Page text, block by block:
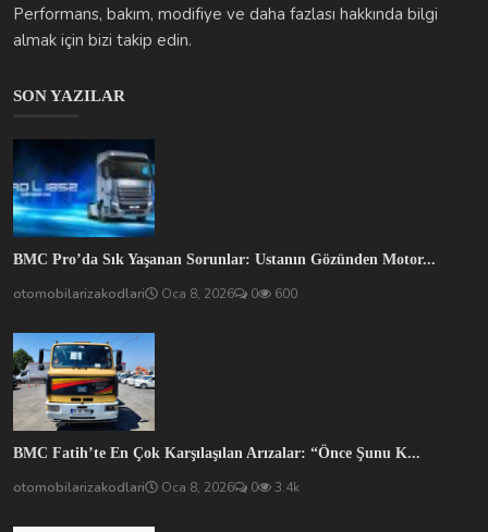
Performans, bakım, modifiye ve daha fazlası hakkında bilgi
almak için bizi takip edin.
SON YAZILAR
BMC Pro’da Sık Yaşanan Sorunlar: Ustanın Gözünden Motor...
otomobilarizakodlari Oca 8, 2026 0 600
BMC Fatih’te En Çok Karşılaşılan Arızalar: “Önce Şunu K...
otomobilarizakodlari Oca 8, 2026 0 3.4k